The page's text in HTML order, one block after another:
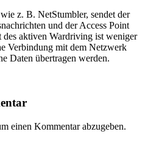
z. B. NetStumbler, sendet der
und der Access Point
aktiven Wardriving ist weniger
Verbindung mit dem Netzwerk
Daten übertragen werden.
einen Kommentar abzugeben.